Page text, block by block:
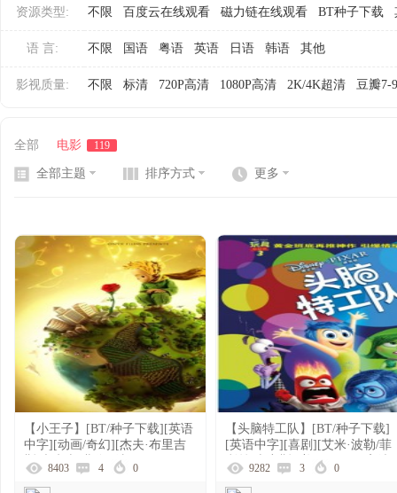
资源类型: 不限 百度云在线观看 磁力链在线观看 BT种子下载
语 言: 不限 国语 粤语 英语 日语 韩语 其他
影视质量: 不限 标清 720P高清 1080P高清 2K/4K超清 豆瓣7-
全部 电影 119
全部主题 排序方式 更多
【小王子】[BT/种子下载][英语
中字][动画/奇幻][杰夫·布里吉
斯/麦肯吉·弗依][法国][1080p]
8403 4 0
【头脑特工队】[BT/种子下载]
[英语中字][喜剧][艾米·波勒/菲
利丝·史密斯][美国][1080p高清]
9282 3 0